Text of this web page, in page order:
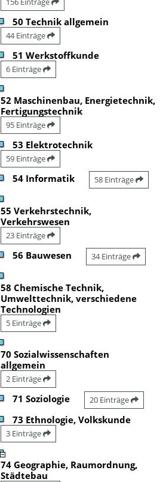
50 Technik allgemein
44 Einträge
51 Werkstoffkunde
6 Einträge
52 Maschinenbau, Energietechnik,
Fertigungstechnik
95 Einträge
53 Elektrotechnik
59 Einträge
54 Informatik 58 Einträge
55 Verkehrstechnik,
Verkehrswesen
23 Einträge
56 Bauwesen 34 Einträge
58 Chemische Technik,
Umwelttechnik, verschiedene
Technologien
5 Einträge
70 Sozialwissenschaften
allgemein
2 Einträge
71 Soziologie 20 Einträge
73 Ethnologie, Volkskunde
3 Einträge
74 Geographie, Raumordnung,
Städtebau